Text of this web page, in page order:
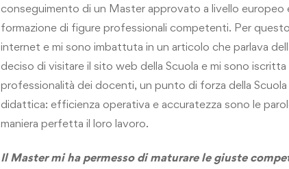
conseguimento di un Master approvato a livello europeo
formazione di figure professionali competenti. Per
internet e mi sono imbattuta in un articolo che parlava
deciso di visitare il sito web della Scuola e mi sono
professionalità dei docenti, un punto di forza della
didattica: efficienza operativa e accuratezza sono le
maniera perfetta il loro lavoro.
Il Master mi ha permesso di maturare le giuste